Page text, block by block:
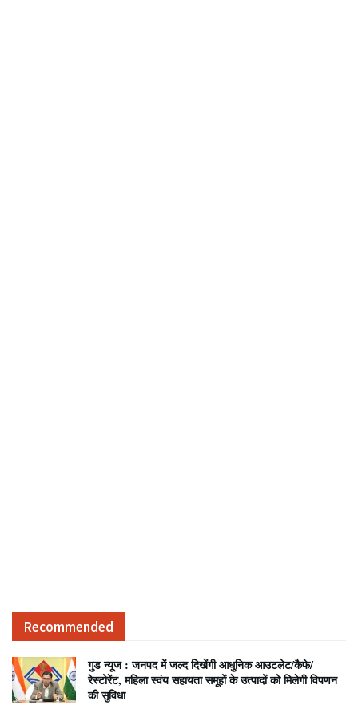
Recommended
गुड न्यूज : जनपद में जल्द दिखेंगी आधुनिक आउटलेट/कैफे/
रेस्टोरेंट, महिला स्वंय सहायता समूहों के उत्पादों को मिलेगी विपणन
की सुविधा